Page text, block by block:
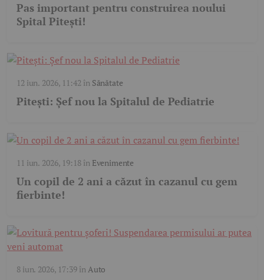
Pas important pentru construirea noului
Spital Pitești!
12 iun. 2026, 11:42 în Sănătate
Pitești: Șef nou la Spitalul de Pediatrie
11 iun. 2026, 19:18în Evenimente
Un copil de 2 ani a căzut în cazanul cu gem
fierbinte!
8 iun. 2026, 17:39înAuto